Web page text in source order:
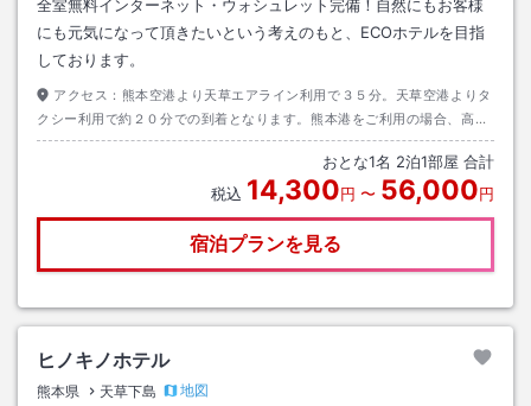
全室無料インターネット・ウォシュレット完備！自然にもお客様
にも元気になって頂きたいという考えのもと、ECOホテルを目指
しております。
アクセス： 熊本空港より天草エアライン利用で３５分。天草空港よりタ
クシー利用で約２０分での到着となります。熊本港をご利用の場合、高速
船マリンビューで約１時間、本渡港より車で約５分での到着となります。
おとな1名 2泊1部屋 合計
税込 14,300円 〜 56,000円
宿泊プランを見る
ヒノキノホテル
熊本県 天草下島
地図